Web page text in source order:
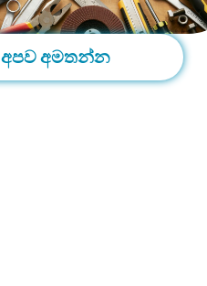
අපව අමතන්න